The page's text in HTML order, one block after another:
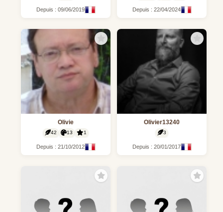
Depuis : 09/06/2019 Depuis : 22/04/2024
Olivie
42 13 1
Depuis : 21/10/2012
Olivier13240
3
Depuis : 20/01/2017